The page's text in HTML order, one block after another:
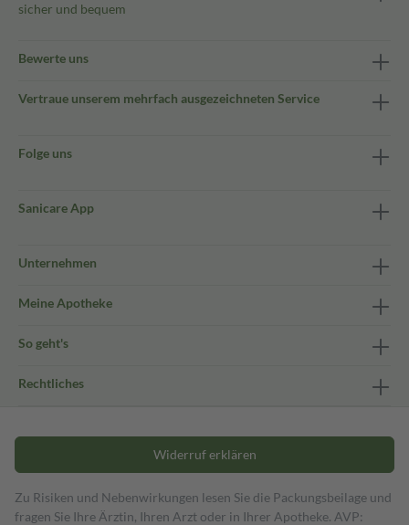
sicher und bequem
Bewerte uns
Vertraue unserem mehrfach ausgezeichneten Service
Folge uns
Sanicare App
Unternehmen
Meine Apotheke
So geht's
Rechtliches
Widerruf erklären
Zu Risiken und Nebenwirkungen lesen Sie die Packungsbeilage und
fragen Sie Ihre Ärztin, Ihren Arzt oder in Ihrer Apotheke. AVP: